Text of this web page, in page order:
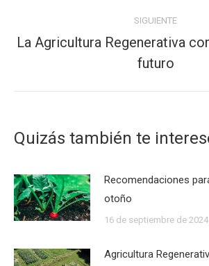
SIGUIENTE
Publicación
siguiente:
La Agricultura Regenerativa
futuro
Quizás también te
Recomendaciones
otoño
16 de septiembre de 2024
Agricultura